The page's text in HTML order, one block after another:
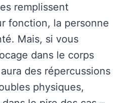
remplissent
fonction, la personne
Mais, si vous
dans le corps
des répercussions
physiques,